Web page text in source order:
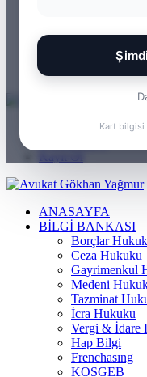
Kart bilgisi
Rastgele Makale
ANASAYFA
BILGI BANKASI
Borçlar
Ceza Hukuku
Gayrimenkul
Medeni
Tazminat
İcra Hukuku
Vergi & İdare
Hap Bilgi
Frenchasıng
KOSGEB